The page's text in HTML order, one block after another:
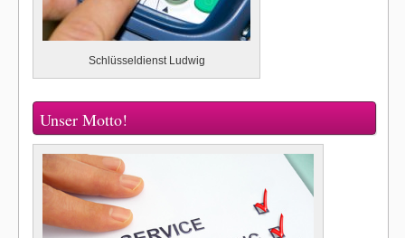
Schlüsseldienst Ludwig
Unser Motto!